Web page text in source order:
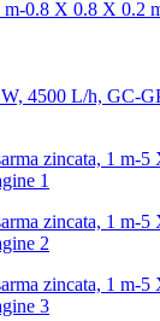
m-0.8 X 0.8 X 0.2
4500 L/h, GC-